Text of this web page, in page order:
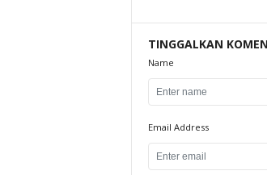
TINGGALKAN
Name
Email Address